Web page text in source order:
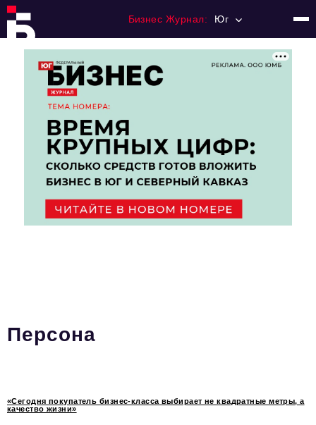
Бизнес Журнал: Юг
Франчайзинг
Номера журнала
Категории:
Финансы
Стиль жизни
Главное
Персона
«Сегодня покупатель бизнес-класса выбирает не квадратные метры, а
качество жизни»